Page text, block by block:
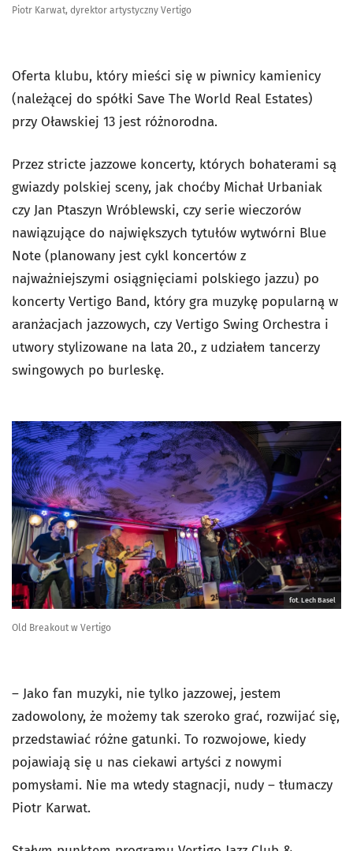
Piotr Karwat, dyrektor artystyczny Vertigo
Oferta klubu, który mieści się w piwnicy kamienicy
(należącej do spółki Save The World Real Estates)
przy Oławskiej 13 jest różnorodna.
Przez stricte jazzowe koncerty, których bohaterami są
gwiazdy polskiej sceny, jak choćby Michał Urbaniak
czy Jan Ptaszyn Wróblewski, czy serie wieczorów
nawiązujące do największych tytułów wytwórni Blue
Note (planowany jest cykl koncertów z
najważniejszymi osiągnięciami polskiego jazzu) po
koncerty Vertigo Band, który gra muzykę popularną w
aranżacjach jazzowych, czy Vertigo Swing Orchestra i
utwory stylizowane na lata 20., z udziałem tancerzy
swingowych po burleskę.
fot. Lech Basel
Old Breakout w Vertigo
– Jako fan muzyki, nie tylko jazzowej, jestem
zadowolony, że możemy tak szeroko grać, rozwijać się,
przedstawiać różne gatunki. To rozwojowe, kiedy
pojawiają się u nas ciekawi artyści z nowymi
pomysłami. Nie ma wtedy stagnacji, nudy – tłumaczy
Piotr Karwat.